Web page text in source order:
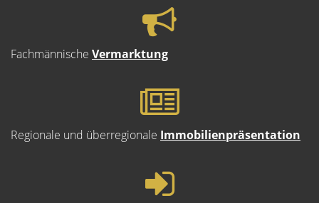
Fachmännische Vermarktung
Regionale und überregionale Immobilienpräsentation